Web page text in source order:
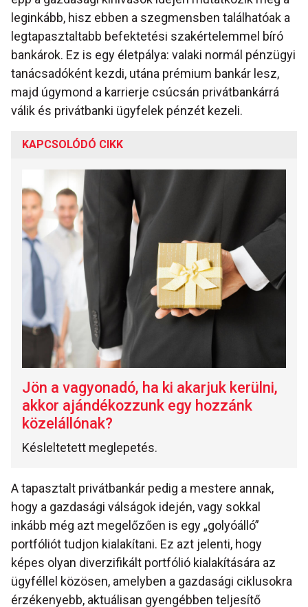
leginkább, hisz ebben a szegmensben találhatóak a
legtapasztaltabb befektetési szakértelemmel bíró
bankárok. Ez is egy életpálya: valaki normál pénzügyi
tanácsadóként kezdi, utána prémium bankár lesz,
majd úgymond a karrierje csúcsán privátbankárrá
válik és privátbanki ügyfelek pénzét kezeli.
KAPCSOLÓDÓ CIKK
Jön a vagyonadó, ha ki akarjuk kerülni,
akkor ajándékozzunk egy hozzánk
közelállónak?
Késleltetett meglepetés.
A tapasztalt privátbankár pedig a mestere annak,
hogy a gazdasági válságok idején, vagy sokkal
inkább még azt megelőzően is egy „golyóálló”
portfóliót tudjon kialakítani. Ez azt jelenti, hogy
képes olyan diverzifikált portfólió kialakítására az
ügyféllel közösen, amelyben a gazdasági ciklusokra
érzékenyebb, aktuálisan gyengébben teljesítő